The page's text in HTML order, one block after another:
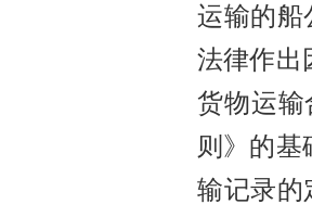
运输的船
法律作出
货物运输
则》的基
输记录的